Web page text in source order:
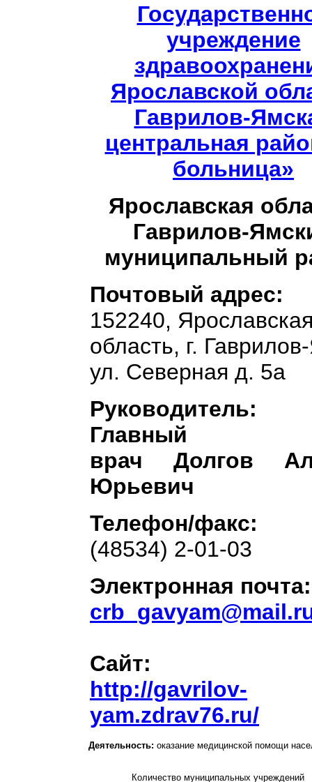
учреждение
Ярославской
Гаврилов-
центральная
больница»
Ярославская
Гаврилов-
муниципальный
Почтовый адрес:
152240,
область, г.
ул. Северная д. 5а
Руководитель:
Главный
врач Долгов
Юрьевич
Телефон/факс:
(48534) 2-01-03
Электронная почта:
crb gavyam@mail.
http://gavrilov-
yam.zdrav76.ru/
Деятельность: оказание медицинской помощи
Количество муниципальных учреждений